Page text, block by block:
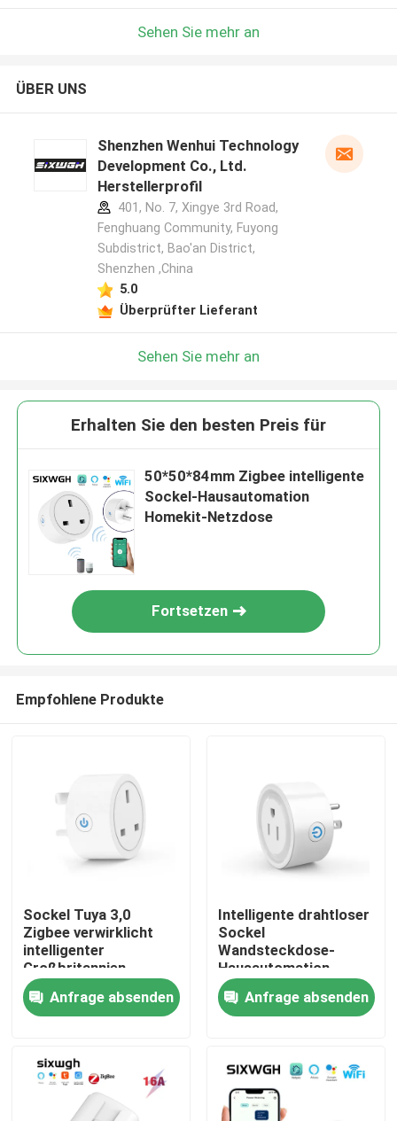
Haus
Produkte
Fabrik-Ausflug
Sehen Sie mehr an
ÜBER UNS
Shenzhen Wenhui Technology
Development Co., Ltd.
Herstellerprofil
401, No. 7, Xingye 3rd Road,
Fenghuang Community, Fuyong
Subdistrict, Bao'an District,
Shenzhen ,China
5.0
Überprüfter Lieferant
Sehen Sie mehr an
Erhalten Sie den besten Preis für
50*50*84mm Zigbee intelligente
Sockel-Hausautomation
Homekit-Netzdose
Fortsetzen
Empfohlene Produkte
Sockel Tuya 3,0
Zigbee verwirklicht
intelligenter
Großbritannien-
Stecker intelligenten
Wifi-Birnen-Sockel
Anfrage absenden
Intelligente drahtloser
Sockel
Wandsteckdose-
Hausautomation
Zigbee US-Stecker
Wifi im Freien
Anfrage absenden